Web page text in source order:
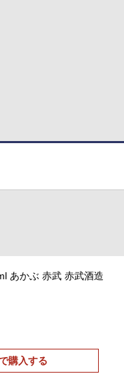
あかぶ 赤武 赤武酒造
購入する